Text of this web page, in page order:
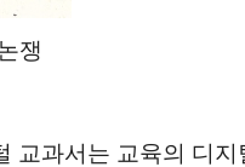
쟁
교과서는 교육의 디